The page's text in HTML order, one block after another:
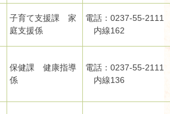
子育て支援課 家
庭支援係
電話：0237-55-2111
内線162
保健課 健康指導
係
電話：0237-55-2111
内線136